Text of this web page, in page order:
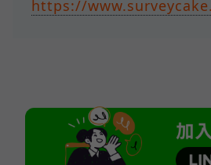
https://